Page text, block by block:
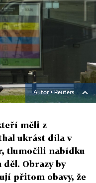
Autor ▪Reuters
měli z
ukrást díla v
tlumočili nabídku
Obrazy by
přitom obavy, že